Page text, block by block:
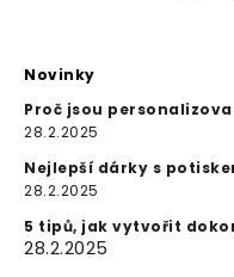
Novinky
Proč jsou
28.2.2025
Nejlepší dárky s
28.2.2025
5 tipů, jak vytvořit
28.2.2025